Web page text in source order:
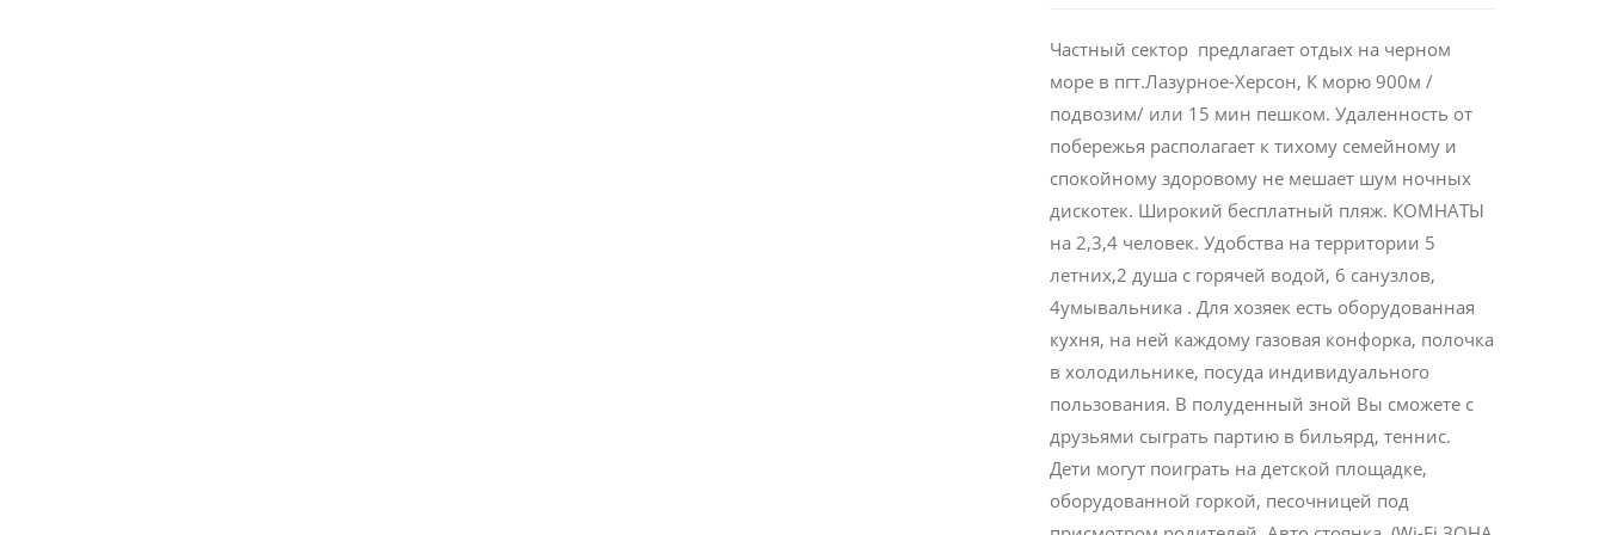
Частный сектор предлагает отдых на черном
море в пгт.Лазурное-Херсон, К морю 900м /
подвозим/ или 15 мин пешком. Удаленность от
побережья располагает к тихому семейному и
спокойному здоровому не мешает шум ночных
дискотек. Широкий бесплатный пляж. КОМНАТЫ
на 2,3,4 человек. Удобства на территории 5
летних,2 душа с горячей водой, 6 санузлов,
4умывальника . Для хозяек есть оборудованная
кухня, на ней каждому газовая конфорка, полочка
в холодильнике, посуда индивидуального
пользования. В полуденный зной Вы сможете с
друзьями сыграть партию в бильярд, теннис.
Дети могут поиграть на детской площадке,
оборудованной горкой, песочницей под